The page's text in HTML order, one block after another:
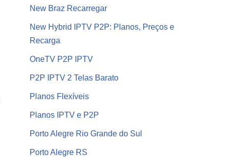
New Braz Recarregar
New Hybrid IPTV P2P: Planos, Preços e
Recarga
OneTV P2P IPTV
P2P IPTV 2 Telas Barato
Planos Flexíveis
Planos IPTV e P2P
Porto Alegre Rio Grande do Sul
Porto Alegre RS